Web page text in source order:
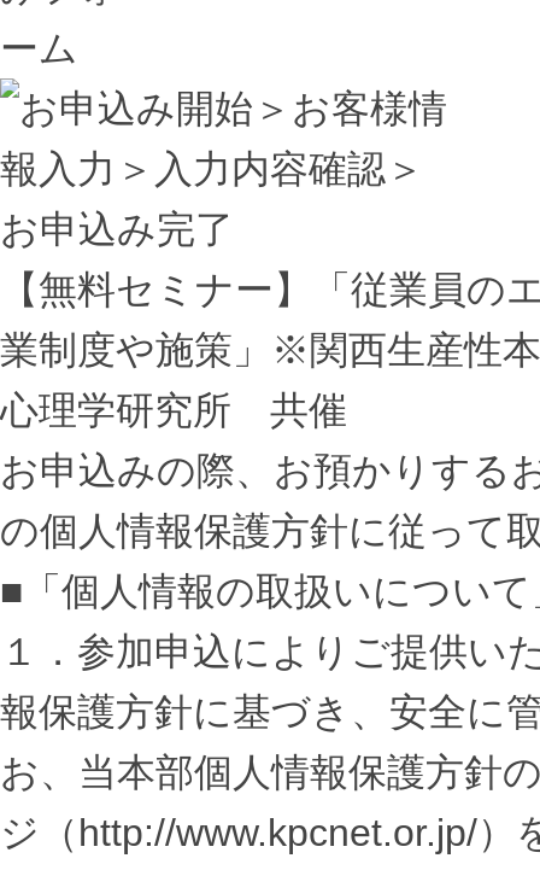
【無料セミナー】「従業員
業制度や施策」※関西生産性
心理学研究所 共催
お申込みの際、お預かりする
の個人情報保護方針に従って
■「個人情報の取扱いについて
１． 参加申込によりご提供い
報保護方針に基づき、安全に
お、当本部個人情報保護方針
ジ（http://www.kpcnet.or.jp/